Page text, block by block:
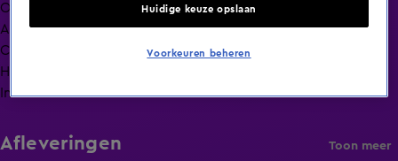
Overzicht
Afleveringen
Clips
Hoe is het nu met?
Info
Afleveringen Toon meer
Huidige keuze opslaan
Voorkeuren beheren